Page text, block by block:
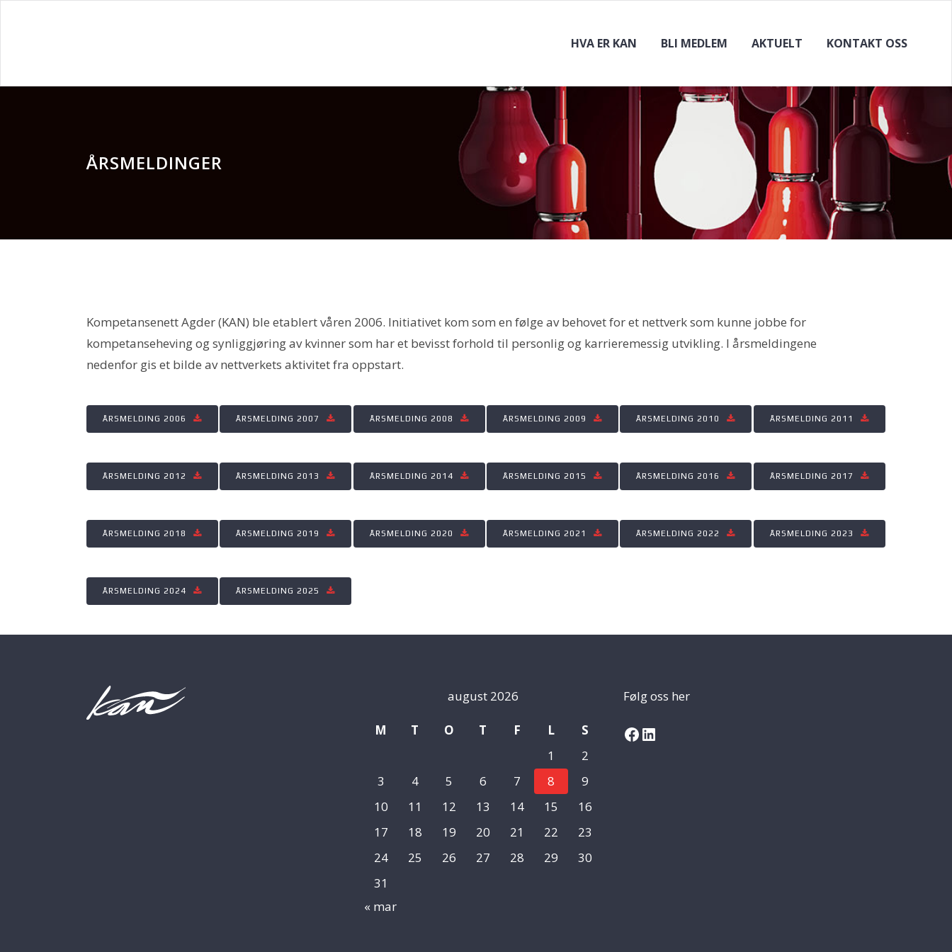
HVA ER KAN BLI MEDLEM AKTUELT KONTAKT OSS
ÅRSMELDINGER
Kompetansenett Agder (KAN) ble etablert våren 2006. Initiativet kom som en følge av behovet for et nettverk som kunne jobbe for
kompetanseheving og synliggjøring av kvinner som har et bevisst forhold til personlig og karrieremessig utvikling. I årsmeldingene
nedenfor gis et bilde av nettverkets aktivitet fra oppstart.
ÅRSMELDING 2006 ÅRSMELDING 2007 ÅRSMELDING 2008 ÅRSMELDING 2009 ÅRSMELDING 2010 ÅRSMELDING 2011
ÅRSMELDING 2012 ÅRSMELDING 2013 ÅRSMELDING 2014 ÅRSMELDING 2015 ÅRSMELDING 2016 ÅRSMELDING 2017
ÅRSMELDING 2018 ÅRSMELDING 2019 ÅRSMELDING 2020 ÅRSMELDING 2021 ÅRSMELDING 2022 ÅRSMELDING 2023
ÅRSMELDING 2024 ÅRSMELDING 2025
august 2026
M T O T F L
S
1
2
3
4 5 6 7 8
9
10
11 12 13 14 15
16
17
18 19 20 21 22
23
24
25 26 27 28 29
30
31
« mar
Følg oss her
Facebook
LinkedIn